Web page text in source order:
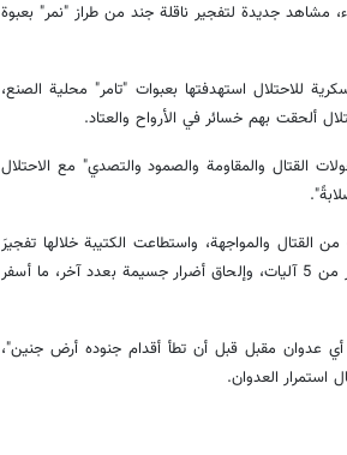
مشاهد جديدة لتفجير ناقلة جند من طراز "نمر" بعبوة
للاحتلال استهدفتها بعبوات "تامر" محلية الصنع،
ألحقت بهم خسائر في الأرواح والعتاد.
القتال والمقاومة والصمود والتصدي" مع الاحتلال
الجولة استمرت على مدى أكثر من 8 ساعات من القتال والمواجهة، واستطاعت الكتيبة خلالها تفجيرَ
"عددٍ كبير من العبوات الناسفة" في آليات الاحتلال، وإعطاب أكثر من 5 آليات، وإلحاق أضرار جسيمة بعدد آخر، ما أسفر
عدوان مقبل قبل أن تطأ أقدام جنوده أرض جنين"،
استمرار العدوان.